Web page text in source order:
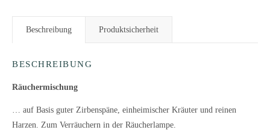
Beschreibung Produktsicherheit
BESCHREIBUNG
Räuchermischung
… auf Basis guter Zirbenspäne, einheimischer Kräuter und reinen
Harzen. Zum Verräuchern in der Räucherlampe.